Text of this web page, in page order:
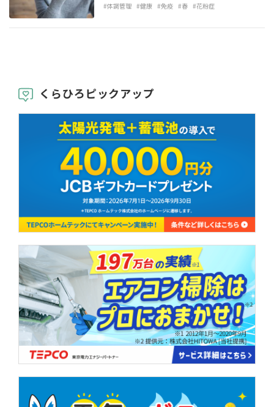
#体調管理 #健康 #免疫 #春 #花粉症
くらひろピックアップ